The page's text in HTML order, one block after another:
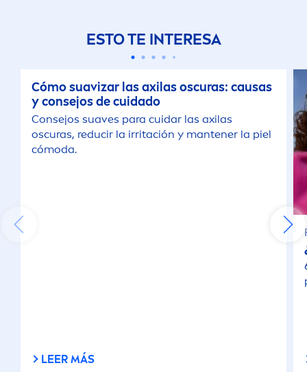
ESTO TE INTERESA
Cómo suavizar las axilas oscuras: causas
y consejos de cuidado
Consejos suaves para cuidar las axilas
oscuras, reducir la irritación y mantener la piel
cómoda.
LEER MÁS